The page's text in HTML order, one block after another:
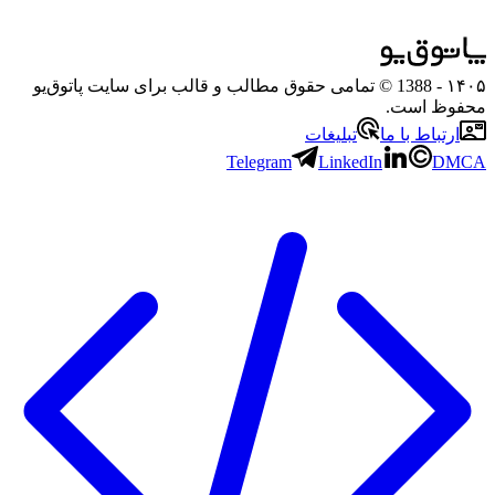
۱۴۰۵
- 1388 © تمامی حقوق مطالب و قالب برای سایت پاتوق‌یو
محفوظ است.
ارتباط با ما
تبلیغات
Telegram
LinkedIn DMCA